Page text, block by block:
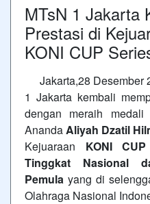
MTsN 1 Jakarta
Prestasi di
KONI CUP
Jakarta,28 Desember
1 Jakarta kembali
dengan meraih
AnandaAliyah Dzatil
Kejuaraan KONI
Tinggkat Nasional
Pemula yang di
Olahraga Nasional